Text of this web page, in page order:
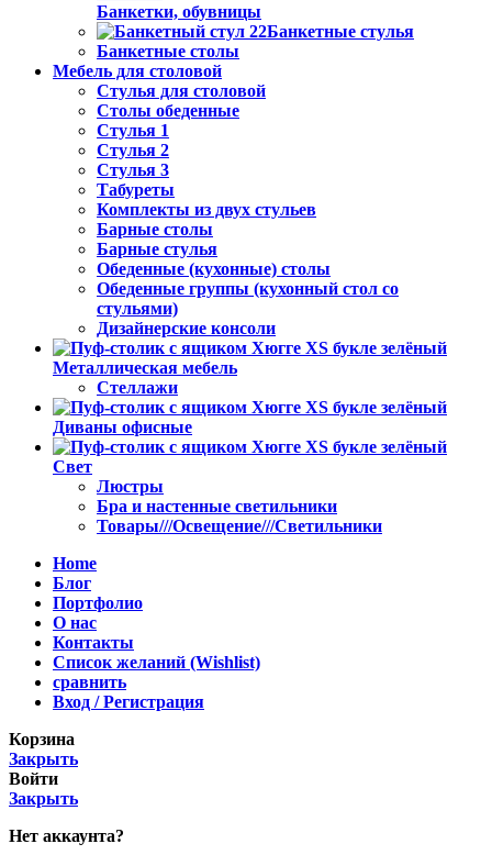
Банкетки, обувницы
Банкетные стулья
Банкетные столы
Мебель для столовой
Стулья для столовой
Столы обеденные
Стулья 1
Стулья 2
Стулья 3
Табуреты
Комплекты из двух стульев
Барные столы
Барные стулья
Обеденные (кухонные) столы
Обеденные группы (кухонный стол со
стульями)
Дизайнерские консоли
Металлическая мебель
Стеллажи
Диваны офисные
Свет
Люстры
Бра и настенные светильники
Товары///Освещение///Светильники
Home
Блог
Портфолио
О нас
Контакты
Список желаний (Wishlist)
сравнить
Вход / Регистрация
Корзина
Закрыть
Войти
Закрыть
Нет аккаунта?